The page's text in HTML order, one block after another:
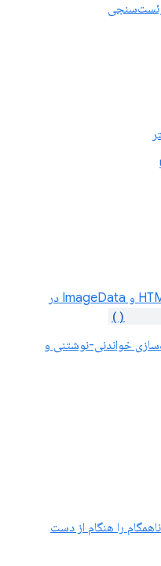
خواندنی-نوشتنی و
را هنگام از دست